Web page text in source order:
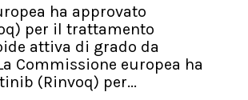
ha approvato
per il trattamento
attiva di grado da
Commissione europea ha
(Rinvoq) per...